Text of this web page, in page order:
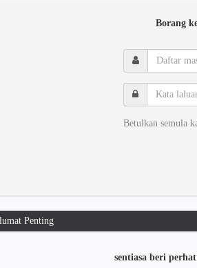
Borang
Daftar
masuk:
Kata
laluan:
Betulkan semula
Penting
sentiasa beri